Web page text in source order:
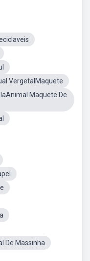
VergetalMaquete
Maquete De
De Massinha